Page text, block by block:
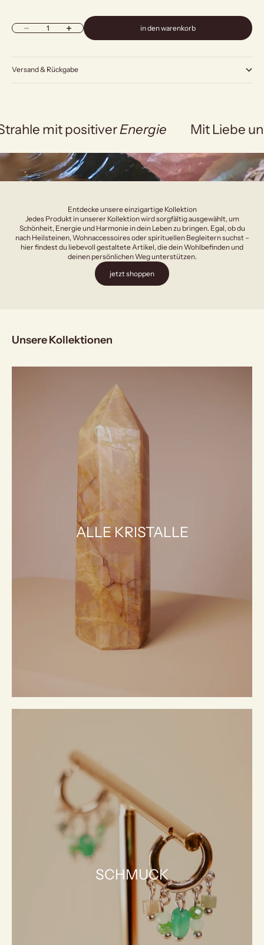
Anzahl verringernAnzahl erhöhen in den warenkorb
Versand & Rückgabe
mit positiverEnergie Mit Liebe
Entdecke unsere einzigartige Kollektion
Jedes Produkt in unserer Kollektion wird sorgfältig ausgewählt, um
Schönheit, Energie und Harmonie in dein Leben zu bringen. Egal, ob du
nach Heilsteinen, Wohnaccessoires oder spirituellen Begleitern suchst –
hier findest du liebevoll gestaltete Artikel, die dein Wohlbefinden und
deinen persönlichen Weg unterstützen.
jetzt shoppen
Unsere Kollektionen
ALLE KRISTALLE
SCHMUCK